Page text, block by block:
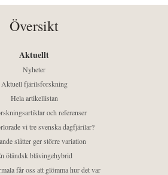
Översikt
Aktuellt
Nyheter
Aktuell fjärilsforskning
Hela artikellistan
och referenser
vi tre svenska dagfjärilar?
slåtter ger större variation
öländsk blåvingehybrid
får oss att glömma hur det var